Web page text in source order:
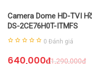
Camera Dome HD-TVI
DS-2CE76H0T-ITMFS
0 Đánh giá
1,290,000₫
640,000₫